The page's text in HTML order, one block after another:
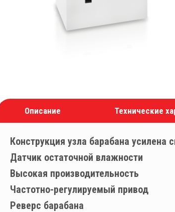
Описание Технические
Конструкция узла барабана
Датчик остаточной влажности
Высокая производительность
Частотно-регулируемый привод
Реверс барабана